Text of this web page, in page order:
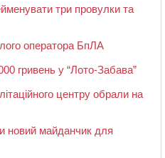
три провулки та
оператора БпЛА
гривень у “Лото-Забава”
центру обрали на
новий майданчик для